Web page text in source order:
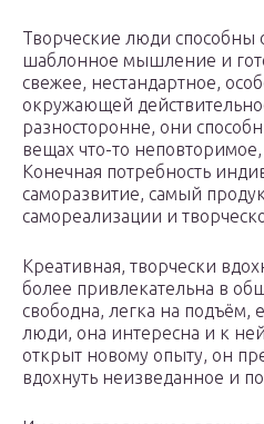
Творческие люди способны
шаблонное мышление и
свежее, нестандартное,
окружающей
разносторонне, они
вещах что-то
Конечная потребность
саморазвитие, самый
самореализации и
Креативная, творчески
более привлекательна в
свободна, легка на подъём,
люди, она интересна и к
открыт новому опыту, он
вдохнуть неизведанное и